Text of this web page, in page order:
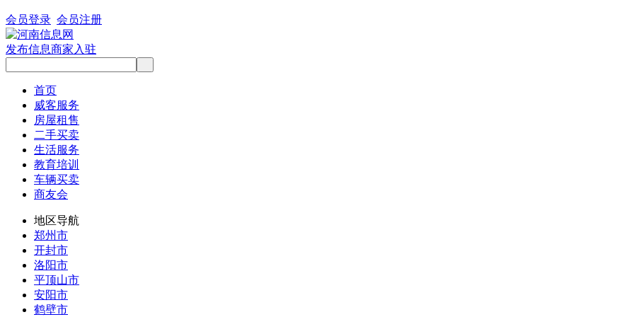
会员登录 会员注册
发布信息商家入驻
首页
威客服务
房屋租售
二手买卖
生活服务
教育培训
车辆买卖
商友会
地区导航
郑州市
开封市
洛阳市
平顶山市
安阳市
鹤壁市